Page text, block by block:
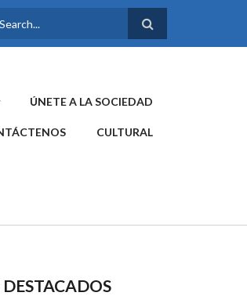
DE
ÚNETE A LA SOCIEDAD
CULTURAL